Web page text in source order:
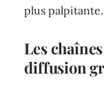
plus palpitante.
Les
diffusion